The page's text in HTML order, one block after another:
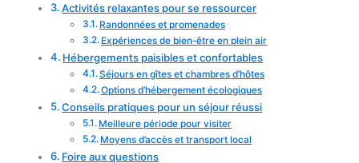
Activités relaxantes pour se ressourcer
Randonnées et promenades
Expériences de bien-être en plein air
Hébergements paisibles et confortables
Séjours en gîtes et chambres d’hôtes
Options d’hébergement écologiques
Conseils pratiques pour un séjour réussi
Meilleure période pour visiter
Moyens d’accès et transport local
Foire aux questions